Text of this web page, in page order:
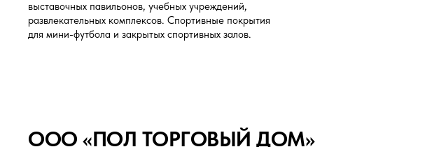
ООО «ПОЛ ТОРГОВЫЙ ДОМ»
выставочных павильонов, учебных учреждений,
развлекательных комплексов. Спортивные покрытия
для мини-футбола и закрытых спортивных залов.